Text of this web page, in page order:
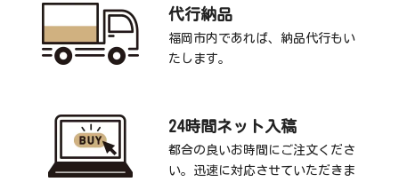
代行納品
福岡市内であれば、納品代行もい
たします。
24時間ネット入稿
都合の良いお時間にご注文くださ
い。迅速に対応させていただきま